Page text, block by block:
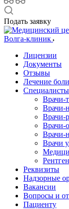
Подать заявку
Волга-клиник
Лицензии
Документы
Отзывы
Лечение боли
Специалисты
Врачи-
Врачи-
Врачи-
Врачи-
Врачи-
Врачи
Реквизиты
Надзорные
Вакансии
Вопросы и
Пациенту